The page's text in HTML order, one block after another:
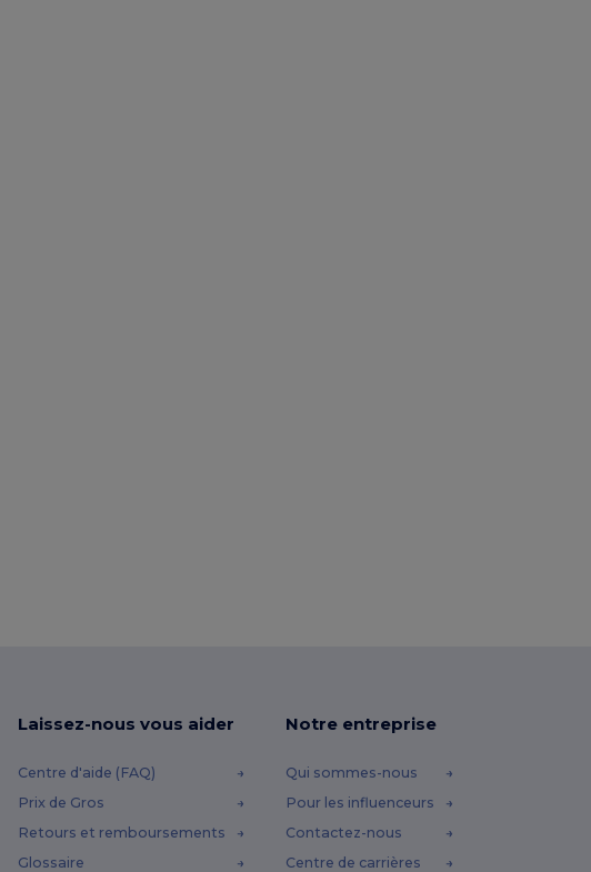
Laissez-nous vous aider
Centre d'aide (FAQ)
Prix de Gros
Retours et remboursements
Glossaire
Notre entreprise
Qui sommes-nous
Pour les influenceurs
Contactez-nous
Centre de carrières